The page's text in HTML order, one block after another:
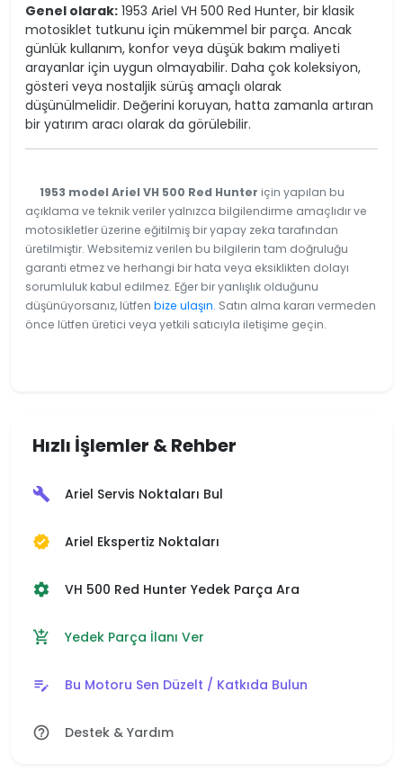
Genel olarak: 1953 Ariel VH 500 Red Hunter, bir klasik
motosiklet tutkunu için mükemmel bir parça. Ancak
günlük kullanım, konfor veya düşük bakım maliyeti
arayanlar için uygun olmayabilir. Daha çok koleksiyon,
gösteri veya nostaljik sürüş amaçlı olarak
düşünülmelidir. Değerini koruyan, hatta zamanla artıran
bir yatırım aracı olarak da görülebilir.
1953 model Ariel VH 500 Red Hunter için yapılan bu
açıklama ve teknik veriler yalnızca bilgilendirme amaçlıdır ve
motosikletler üzerine eğitilmiş bir yapay zeka tarafından
üretilmiştir. Websitemiz verilen bu bilgilerin tam doğruluğu
garanti etmez ve herhangi bir hata veya eksiklikten dolayı
sorumluluk kabul edilmez. Eğer bir yanlışlık olduğunu
düşünüyorsanız, lütfen bize ulaşın. Satın alma kararı vermeden
önce lütfen üretici veya yetkili satıcıyla iletişime geçin.
Hızlı İşlemler & Rehber
build Ariel Servis Noktaları Bul
verified Ariel Ekspertiz Noktaları
settings VH 500 Red Hunter Yedek Parça Ara
add_shopping_cart Yedek Parça İlanı Ver
edit_note Bu Motoru Sen Düzelt / Katkıda Bulun
help_outline Destek & Yardım